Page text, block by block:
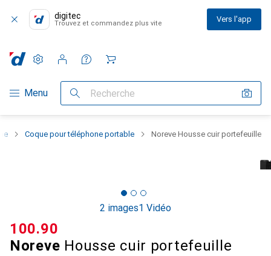
digitec
Trouvez et commandez plus vite Vers l'app
Navigation par catégorie
Menu Recherche
Paramètres
Compte client
Listes de comparaison
Listes d'envies
Panier
Coque pour téléphone portable Noreve Housse cuir portefeuille
2 images1 Vidéo
Noreve Housse cuir portefeuille
CHF
100.90